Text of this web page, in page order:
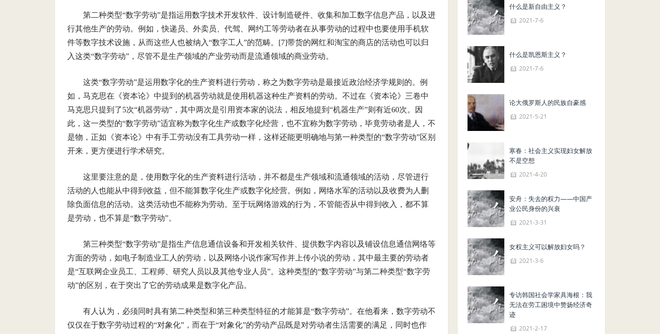
第二种类型“数字劳动”是指运用数字技术开发软件、设计制造硬件、收集和加工数字信息产品，以及进
行其他生产的劳动。例如，快递员、外卖员、代驾、网约工等劳动者在从事劳动的过程中也要使用手机软
件等数字技术设施，从而这些人也被纳入“数字工人”的范畴。[7]带货的网红和淘宝的商店的活动也可以归
入这类“数字劳动”，尽管不是生产领域的产业劳动而是流通领域的商业劳动。
这类“数字劳动”是运用数字化的生产资料进行劳动，称之为数字劳动是最接近政治经济学规则的。例
如，马克思在《资本论》中提到的机器劳动就是使用机器这种生产资料的劳动。不过在《资本论》三卷中
马克思只提到了5次“机器劳动”，其中两次是引用资本家的说法，相反地提到“机器生产”则有近60次。因
此，这一类型的“数字劳动”适宜称为数字化生产或数字化经营，也不宜称为数字劳动，毕竟劳动者是人，不
是物，正如《资本论》中有手工劳动没有工具劳动一样，这样还能更明确地与第一种类型的“数字劳动”区别
开来，更方便进行学术研究。
这里要注意的是，使用数字化的生产资料进行活动，并不都是生产领域和流通领域的活动，尽管进行
活动的人也能从中得到收益，但不能算数字化生产或数字化经营。例如，网络水军的活动以及收费为人删
除负面信息的活动。这类活动也不能称为劳动。至于玩网络游戏的行为，不管能否从中得到收入，都不算
是劳动，也不算是“数字劳动”。
第三种类型“数字劳动”是指生产信息通信设备和开发相关软件、提供数字内容以及铺设信息通信网络等
方面的劳动，如电子制造业工人的劳动，以及网络小说作家写作并上传小说的劳动，其中最主要的劳动者
是“互联网企业员工、工程师、研究人员以及其他专业人员”。这种类型的“数字劳动”与第二种类型“数字劳
动”的区别，在于突出了它的劳动成果是数字化产品。
有人认为，必须同时具有第二种类型和第三种类型特征的才能算是“数字劳动”。在他看来，数字劳动不
仅仅在于数字劳动过程的“对象化”，而在于“对象化”的劳动产品既是对劳动者生活需要的满足，同时也作
什么是新自由主义？
2021-7-6
什么是凯恩斯主义？
2021-7-6
论大俄罗斯人的民族自豪感
2021-5-21
寒春：社会主义实现妇女解放
不是空想
2021-4-20
安舟：失去的权力——中国产
业公民身份的兴衰
2021-3-31
女权主义可以解放妇女吗？
2021-3-6
专访韩国社会学家具海根：我
无法在劳工困境中赞扬经济奇
迹
2021-2-17